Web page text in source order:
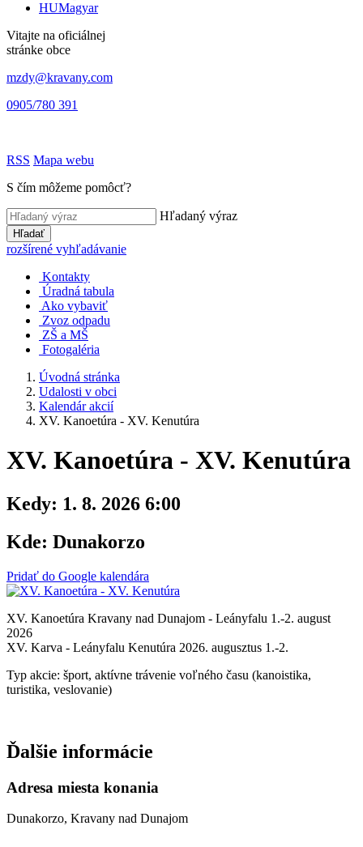
HUMagyar
Vitajte na oficiálnej
stránke obce
mzdy@kravany.com
0905/780 391
RSS Mapa webu
S čím môžeme pomôcť?
Hľadaný výraz
Hľadať
rozšírené vyhľadávanie
Kontakty
Úradná tabula
Ako vybaviť
Zvoz odpadu
ZŠ a MŠ
Fotogaléria
Úvodná stránka
Udalosti v obci
Kalendár akcií
XV. Kanoetúra - XV. Kenutúra
XV. Kanoetúra - XV. Kenutúra
Kedy: 1. 8. 2026 6:00
Kde: Dunakorzo
Pridať do Google kalendára
XV. Kanoetúra Kravany nad Dunajom - Leányfalu 1.-2. august
2026
XV. Karva - Leányfalu Kenutúra 2026. augusztus 1.-2.
Typ akcie: šport, aktívne trávenie voľného času (kanoistika,
turistika, veslovanie)
Ďalšie informácie
Adresa miesta konania
Dunakorzo, Kravany nad Dunajom